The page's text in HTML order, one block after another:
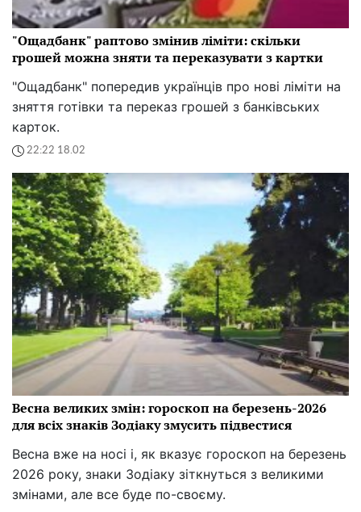
"Ощадбанк" раптово змінив ліміти: скільки
грошей можна зняти та переказувати з картки
"Ощадбанк" попередив українців про нові ліміти на
зняття готівки та переказ грошей з банківських
карток.
22:22 18.02
Весна великих змін: гороскоп на березень-2026
для всіх знаків Зодіаку змусить підвестися
Весна вже на носі і, як вказує гороскоп на березень
2026 року, знаки Зодіаку зіткнуться з великими
змінами, але все буде по-своєму.